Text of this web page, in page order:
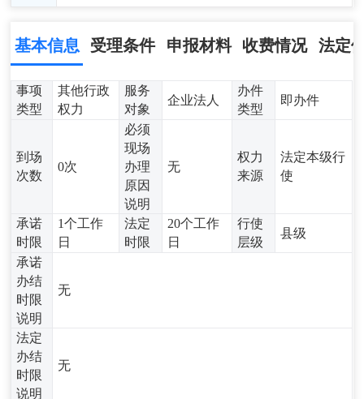
基本信息 受理条件 申报材料 收费情况 法定
事项
类型
其他行政
权力
服务
对象
企业法人
办件
类型
即办件
到场
次数
0次
必须
现场
办理
原因
说明
无
权力
来源
法定本级行
使
承诺
时限
1个工作
日
法定
时限
20个工作
日
行使
层级
县级
承诺
办结
时限
说明
无
法定
办结
时限
说明
无